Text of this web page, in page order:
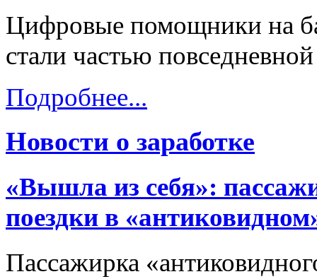
Цифровые помощники на
стали частью
Подробнее...
Новости о заработке
«Вышла из себя»:
поездки в
Пассажирка